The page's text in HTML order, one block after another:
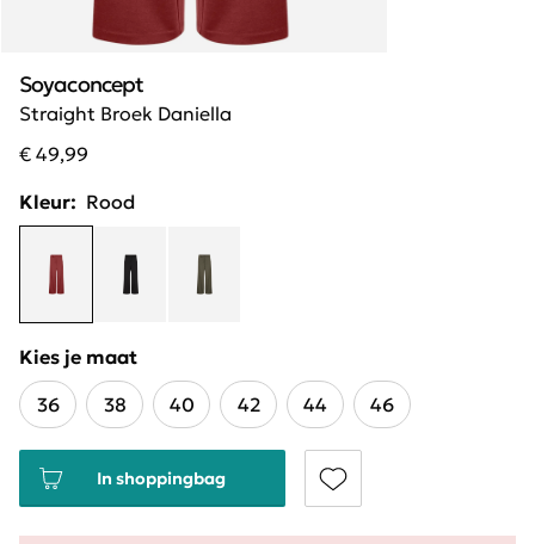
Straight Broek Daniella
Soyaconcept
€ 49,99
Kleur: Rood
Kies je maat
36
38 40 42 44 46
In shoppingbag